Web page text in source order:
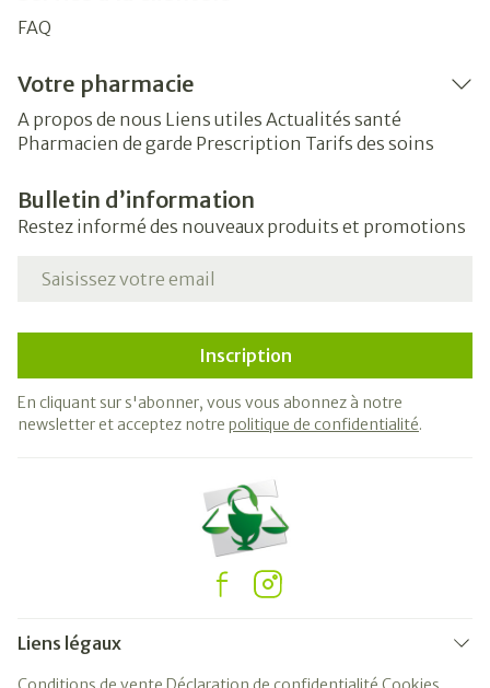
FAQ
Votre pharmacie
A propos de nous Liens utiles Actualités santé
Pharmacien de garde Prescription Tarifs des soins
Bulletin d’information
Restez informé des nouveaux produits et promotions
Adresse mail
Inscription
En cliquant sur s'abonner, vous vous abonnez à notre
newsletter et acceptez notre politique de confidentialité.
Liens légaux